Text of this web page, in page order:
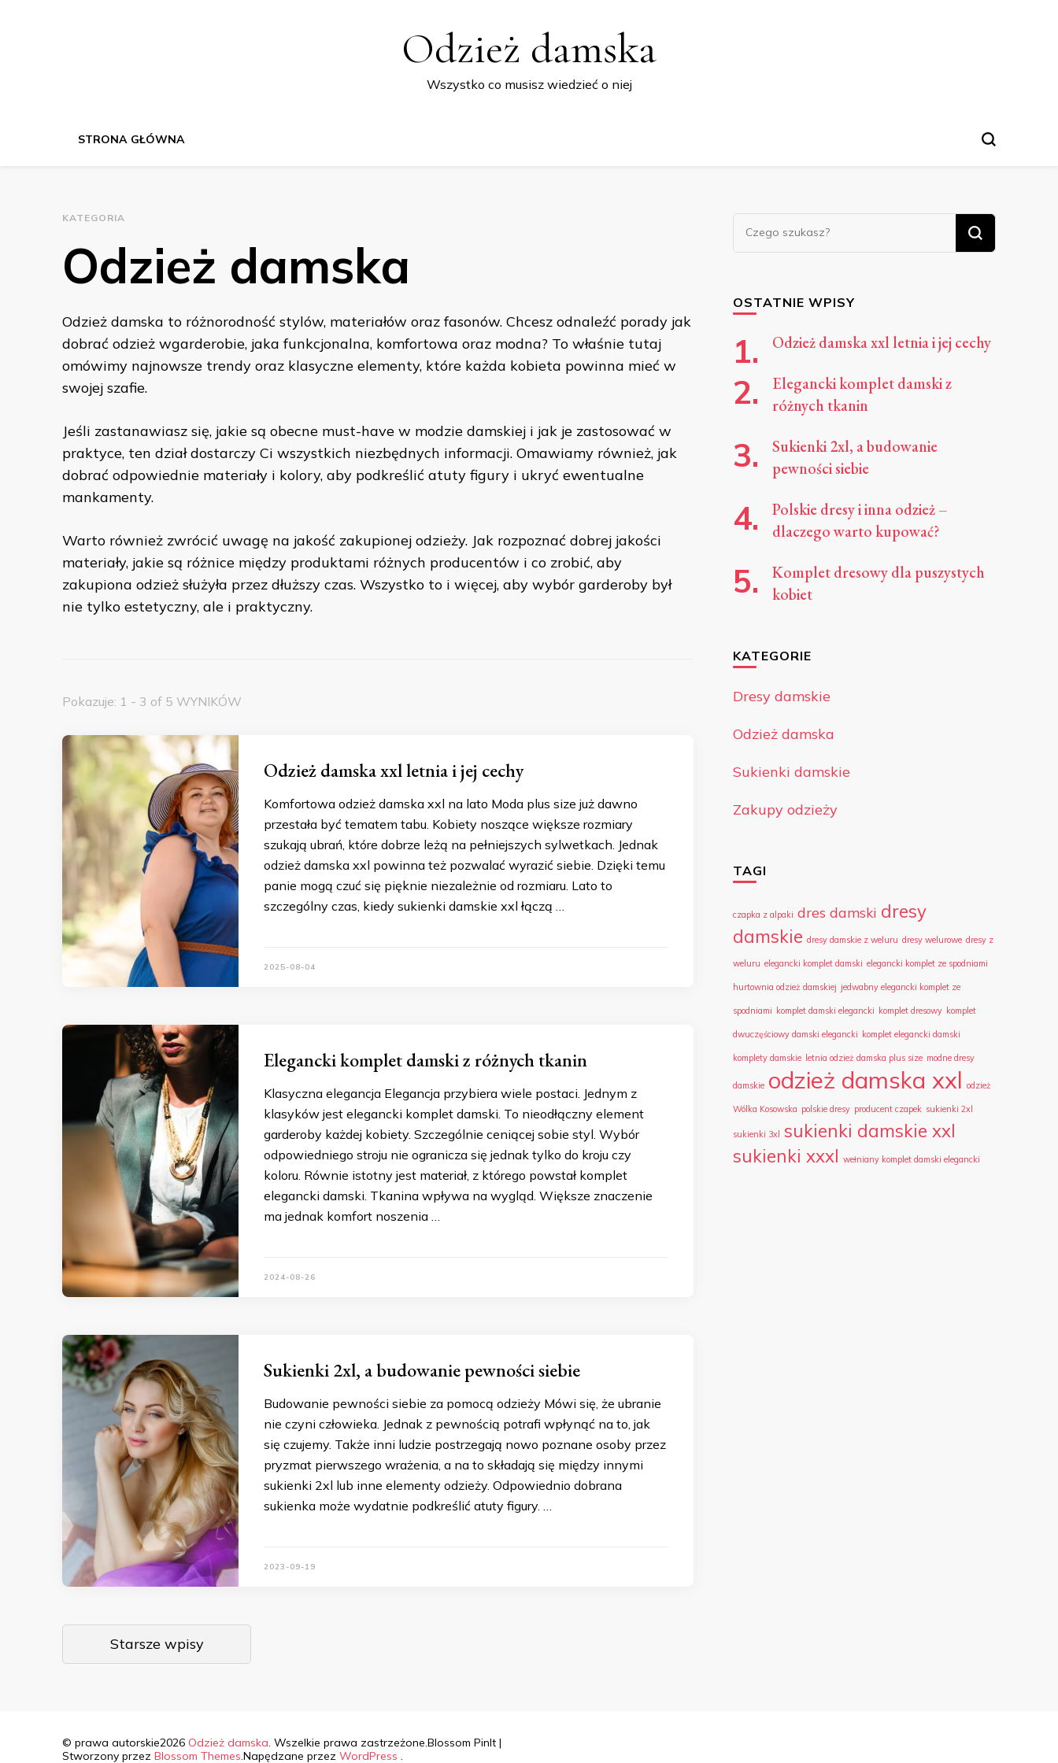
Odzież damska
Wszystko co musisz wiedzieć o niej
STRONA GŁÓWNA
KATEGORIA
Odzież damska
Odzież damska to różnorodność stylów, materiałów oraz fasonów. Chcesz odnaleźć porady jak
dobrać odzież wgarderobie, jaka funkcjonalna, komfortowa oraz modna? To właśnie tutaj
omówimy najnowsze trendy oraz klasyczne elementy, które każda kobieta powinna mieć w
swojej szafie.
Jeśli zastanawiasz się, jakie są obecne must-have w modzie damskiej i jak je zastosować w
praktyce, ten dział dostarczy Ci wszystkich niezbędnych informacji. Omawiamy również, jak
dobrać odpowiednie materiały i kolory, aby podkreślić atuty figury i ukryć ewentualne
mankamenty.
Warto również zwrócić uwagę na jakość zakupionej odzieży. Jak rozpoznać dobrej jakości
materiały, jakie są różnice między produktami różnych producentów i co zrobić, aby
zakupiona odzież służyła przez dłuższy czas. Wszystko to i więcej, aby wybór garderoby był
nie tylko estetyczny, ale i praktyczny.
Pokazuje: 1 - 3 of 5 WYNIKÓW
Odzież damska xxl letnia i jej cechy
Komfortowa odzież damska xxl na lato Moda plus size już dawno
przestała być tematem tabu. Kobiety noszące większe rozmiary
szukają ubrań, które dobrze leżą na pełniejszych sylwetkach. Jednak
odzież damska xxl powinna też pozwalać wyrazić siebie. Dzięki temu
panie mogą czuć się pięknie niezależnie od rozmiaru. Lato to
szczególny czas, kiedy sukienki damskie xxl łączą …
2025-08-04
Elegancki komplet damski z różnych tkanin
Klasyczna elegancja Elegancja przybiera wiele postaci. Jednym z
klasyków jest elegancki komplet damski. To nieodłączny element
garderoby każdej kobiety. Szczególnie ceniącej sobie styl. Wybór
odpowiedniego stroju nie ogranicza się jednak tylko do kroju czy
koloru. Równie istotny jest materiał, z którego powstał komplet
elegancki damski. Tkanina wpływa na wygląd. Większe znaczenie
ma jednak komfort noszenia …
2024-08-26
Sukienki 2xl, a budowanie pewności siebie
Budowanie pewności siebie za pomocą odzieży Mówi się, że ubranie
nie czyni człowieka. Jednak z pewnością potrafi wpłynąć na to, jak
się czujemy. Także inni ludzie postrzegają nowo poznane osoby przez
pryzmat pierwszego wrażenia, a na to składają się między innymi
sukienki 2xl lub inne elementy odzieży. Odpowiednio dobrana
sukienka może wydatnie podkreślić atuty figury. …
2023-09-19
Nawigacja
po
Starsze wpisy
Szukasz
czegoś?
OSTATNIE WPISY
Odzież damska xxl letnia i jej cechy
Elegancki komplet damski z
różnych tkanin
Sukienki 2xl, a budowanie
pewności siebie
Polskie dresy i inna odzież –
dlaczego warto kupować?
Komplet dresowy dla puszystych
kobiet
KATEGORIE
Dresy damskie
Odzież damska
Sukienki damskie
Zakupy odzieży
TAGI
czapka z alpaki dres damski dresy
damskie dresy damskie z weluru dresy welurowe dresy z
weluru elegancki komplet damski elegancki komplet ze spodniami
hurtownia odzież damskiej jedwabny elegancki komplet ze
spodniami komplet damski elegancki komplet dresowy komplet
dwuczęściowy damski elegancki komplet elegancki damski
komplety damskie letnia odzież damska plus size modne dresy
damskie odzież damska xxl odzież
Wólka Kosowska polskie dresy producent czapek sukienki 2xl
sukienki 3xl sukienki damskie xxl
sukienki xxxl wełniany komplet damski elegancki
© prawa autorskie2026 Odzież damska. Wszelkie prawa zastrzeżone.Blossom PinIt |
Stworzony przez Blossom Themes.Napędzane przez WordPress .